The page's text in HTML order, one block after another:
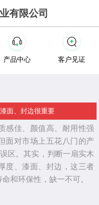
有限公司
产品中心 客户见证
面、封边很重要
感佳、颜值高、耐用性强
面对市场上五花八门的产
区。其实，判断一扇实木
度、漆面、封边，这三者
和环保性，缺一不可。